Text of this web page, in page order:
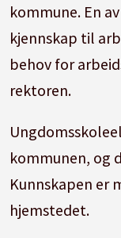
kommune. En
kjennskap til
behov for
rektoren.
kommunen, og
Kunnskapen er
hjemstedet.